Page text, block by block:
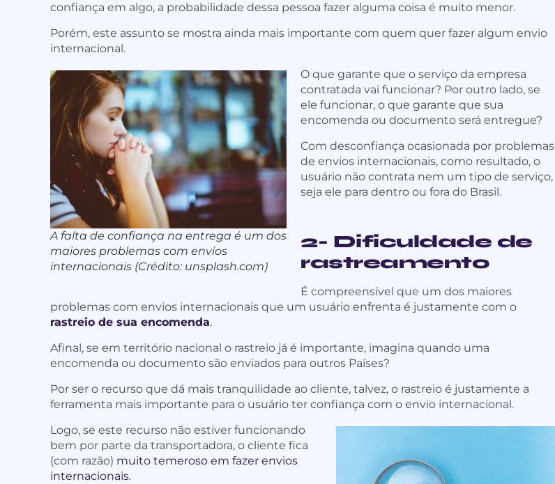
confiança em algo, a probabilidade dessa pessoa fazer alguma coisa é muito menor.
Porém, este assunto se mostra ainda mais importante com quem quer fazer algum envio
internacional.
A falta de confiança na entrega é um dos
maiores problemas com envios
internacionais (Crédito: unsplash.com)
O que garante que o serviço da empresa
contratada vai funcionar? Por outro lado, se
ele funcionar, o que garante que sua
encomenda ou documento será entregue?
Com desconfiança ocasionada por problemas
de envios internacionais, como resultado, o
usuário não contrata nem um tipo de serviço,
seja ele para dentro ou fora do Brasil.
2- Dificuldade de
rastreamento
É compreensível que um dos maiores
problemas com envios internacionais que um usuário enfrenta é justamente com o
rastreio de sua encomenda.
Afinal, se em território nacional o rastreio já é importante, imagina quando uma
encomenda ou documento são enviados para outros Países?
Por ser o recurso que dá mais tranquilidade ao cliente, talvez, o rastreio é justamente a
ferramenta mais importante para o usuário ter confiança com o envio internacional.
Logo, se este recurso não estiver funcionando
bem por parte da transportadora, o cliente fica
(com razão) muito temeroso em fazer envios
internacionais.